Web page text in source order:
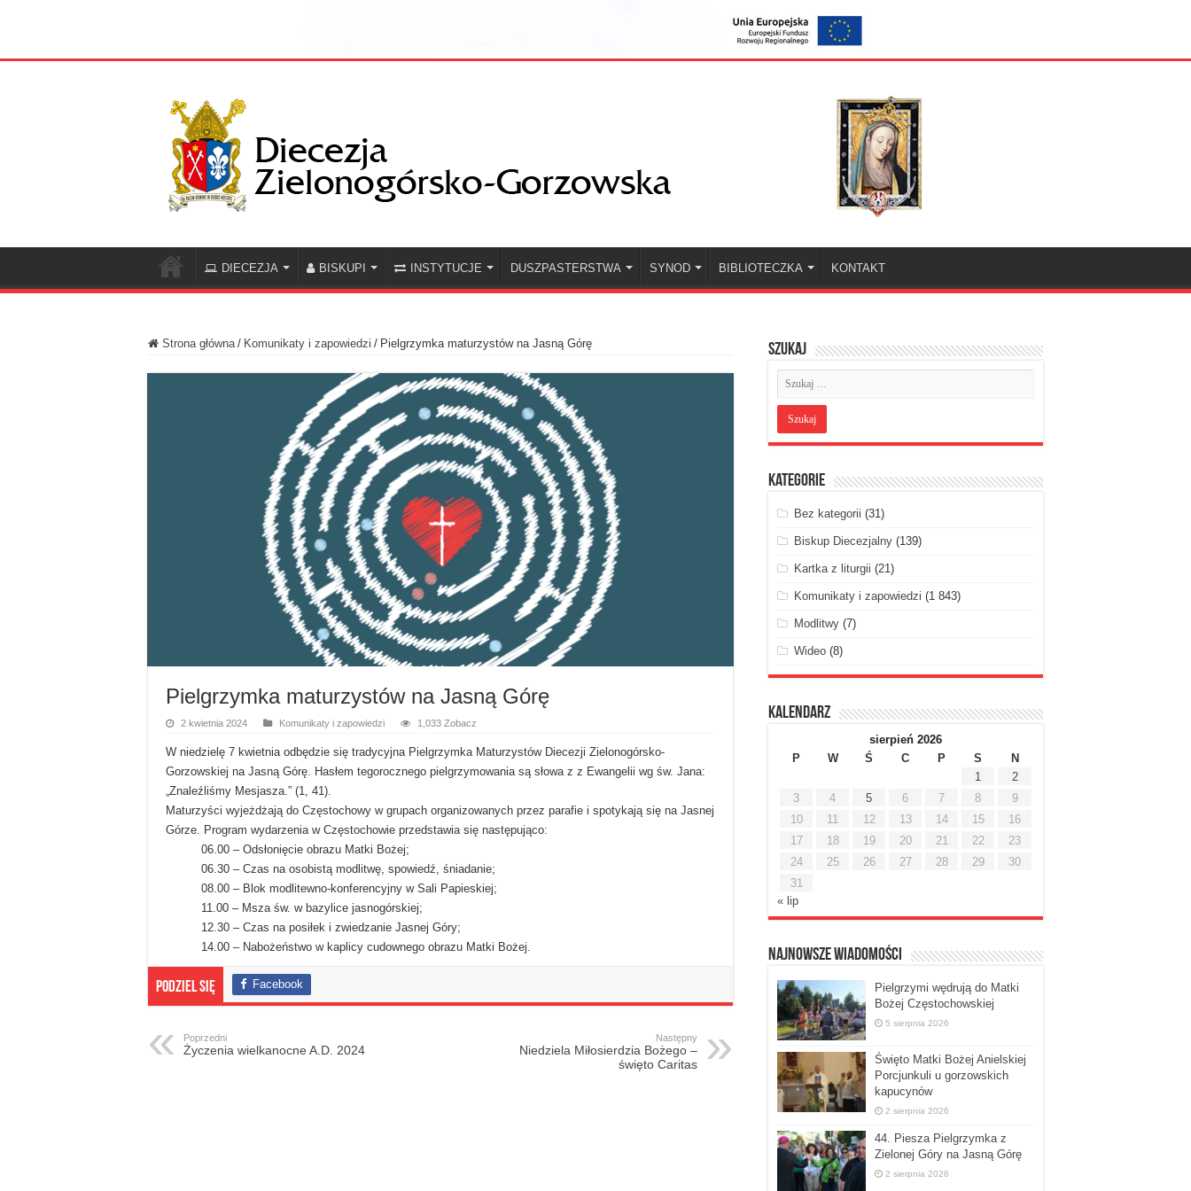
DIECEZJA BISKUPI INSTYTUCJE DUSZPASTERSTWA SYNOD BIBLIOTECZKA KONTAKT
Strona główna / Komunikaty i zapowiedzi / Pielgrzymka maturzystów na Jasną Górę
Pielgrzymka maturzystów na Jasną Górę
2 kwietnia 2024 Komunikaty i zapowiedzi 1,033 Zobacz
W niedzielę 7 kwietnia odbędzie się tradycyjna Pielgrzymka Maturzystów Diecezji Zielonogórsko-
Gorzowskiej na Jasną Górę. Hasłem tegorocznego pielgrzymowania są słowa z z Ewangelii wg św. Jana:
„Znaleźliśmy Mesjasza.” (1, 41).
Maturzyści wyjeżdżają do Częstochowy w grupach organizowanych przez parafie i spotykają się na Jasnej
Górze. Program wydarzenia w Częstochowie przedstawia się następująco:
06.00 – Odsłonięcie obrazu Matki Bożej;
06.30 – Czas na osobistą modlitwę, spowiedź, śniadanie;
08.00 – Blok modlitewno-konferencyjny w Sali Papieskiej;
11.00 – Msza św. w bazylice jasnogórskiej;
12.30 – Czas na posiłek i zwiedzanie Jasnej Góry;
14.00 – Nabożeństwo w kaplicy cudownego obrazu Matki Bożej.
Podziel się Facebook
Poprzedni
Życzenia wielkanocne A.D. 2024
Następny
Niedziela Miłosierdzia Bożego –
święto Caritas
Szukaj
Kategorie
Bez kategorii (31)
Biskup Diecezjalny(139)
Kartka z liturgii (21)
Komunikaty i zapowiedzi (1 843)
Modlitwy(7)
Wideo(8)
Kalendarz
sierpień 2026
P
W Ś C P S
N
1
2
3
4 5 6 7 8
9
10
11 12 13 14 15
16
17
18 19 20 21 22
23
24
25 26 27 28 29
30
31
« lip
Najnowsze Wiadomości
Pielgrzymi wędrują do Matki
Bożej Częstochowskiej
5 sierpnia 2026
Święto Matki Bożej Anielskiej
Porcjunkuli u gorzowskich
kapucynów
2 sierpnia 2026
44. Piesza Pielgrzymka z
Zielonej Góry na Jasną Górę
2 sierpnia 2026